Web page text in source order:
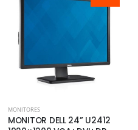
MONITORES
MONITOR DELL 24” U2412